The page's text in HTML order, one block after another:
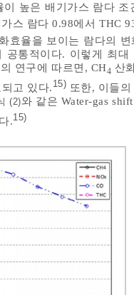
이 높은 배기가스 람다
스 람다 0.98에서 THC
효율을 보이는 람다의
공통적이다. 이렇게 최
연구에 따르면, CH4 산
고 있다. 15) 또한, 이들
(2)와 같은 Water-gas
.15)